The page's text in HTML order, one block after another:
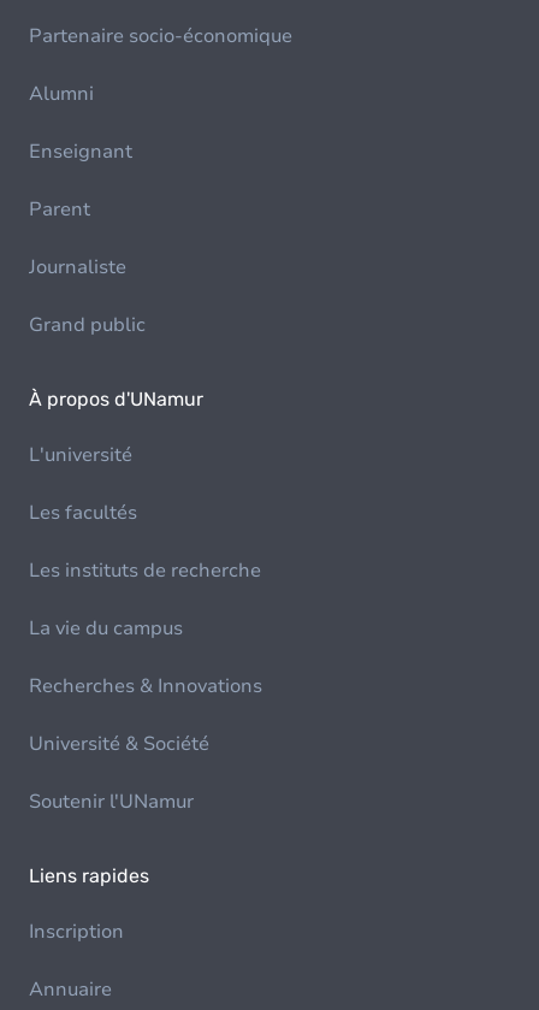
Partenaire socio-économique
Alumni
Enseignant
Parent
Journaliste
Grand public
À propos d'UNamur
L'université
Les facultés
Les instituts de recherche
La vie du campus
Recherches & Innovations
Université & Société
Soutenir l'UNamur
Liens rapides
Inscription
Annuaire